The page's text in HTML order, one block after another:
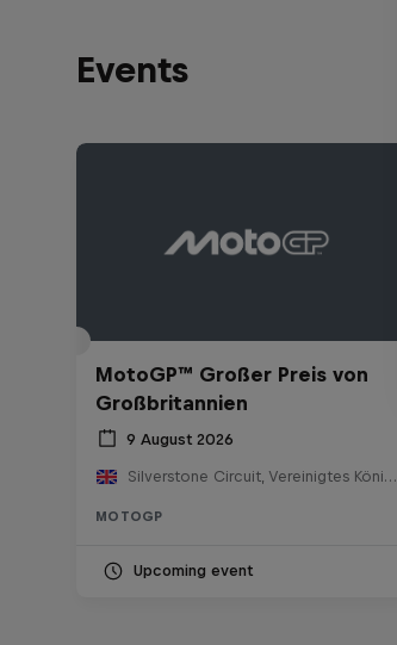
Events
MotoGP™ Großer Preis von
Großbritannien
9 August 2026
Silverstone Circuit, Vereinigtes Königreich
MOTOGP
Upcoming event